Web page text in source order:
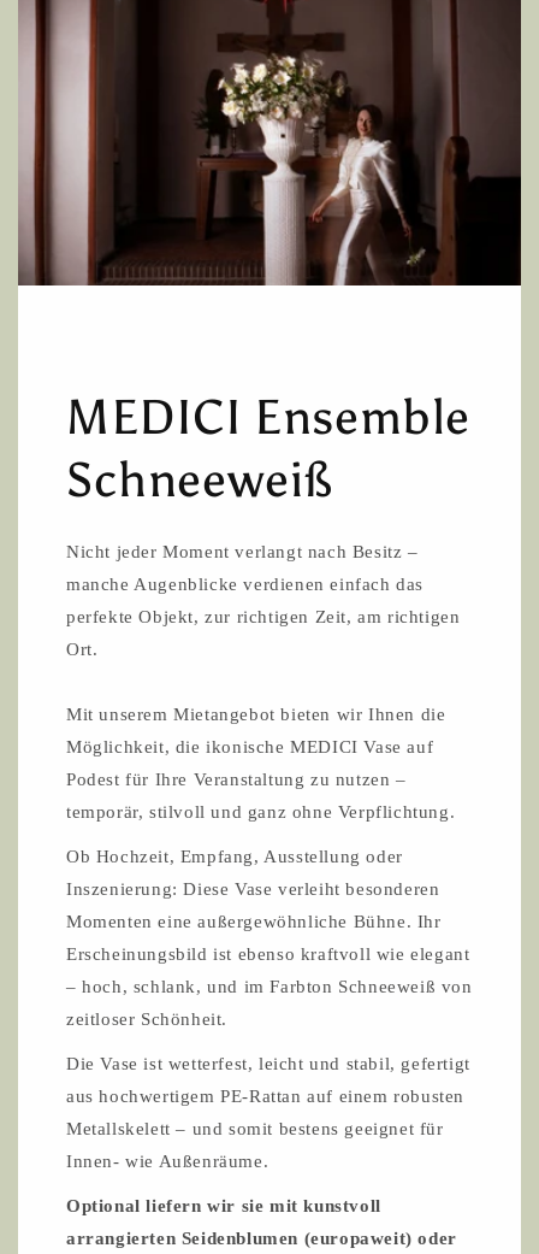
MEDICI Ensemble
Schneeweiß
Nicht jeder Moment verlangt nach Besitz –
manche Augenblicke verdienen einfach das
perfekte Objekt, zur richtigen Zeit, am richtigen
Ort.
Mit unserem Mietangebot bieten wir Ihnen die
Möglichkeit, die ikonische MEDICI Vase auf
Podest für Ihre Veranstaltung zu nutzen –
temporär, stilvoll und ganz ohne Verpflichtung.
Ob Hochzeit, Empfang, Ausstellung oder
Inszenierung: Diese Vase verleiht besonderen
Momenten eine außergewöhnliche Bühne. Ihr
Erscheinungsbild ist ebenso kraftvoll wie elegant
– hoch, schlank, und im Farbton Schneeweiß von
zeitloser Schönheit.
Die Vase ist wetterfest, leicht und stabil, gefertigt
aus hochwertigem PE-Rattan auf einem robusten
Metallskelett – und somit bestens geeignet für
Innen- wie Außenräume.
Optional liefern wir sie mit kunstvoll
arrangierten Seidenblumen (europaweit) oder